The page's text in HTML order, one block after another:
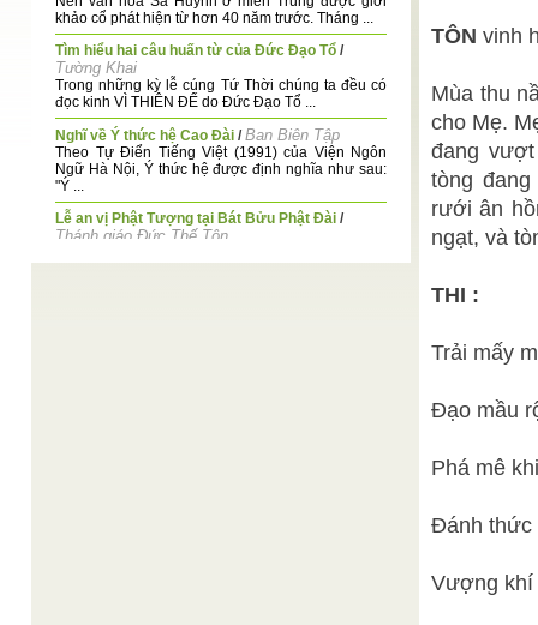
khảo cổ phát hiện từ hơn 40 năm trước. Tháng ...
Tìm hiểu hai câu huấn từ của Đức Đạo Tổ /
Tường Khai
Trong những kỳ lễ cúng Tứ Thời chúng ta đều có
đọc kinh VÌ THIÊN ĐẾ do Đức Đạo Tổ ...
Nghĩ về Ý thức hệ Cao Đài /Ban Biên Tập
Theo Tự Điển Tiếng Việt (1991) của Viện Ngôn
Ngữ Hà Nội, Ý thức hệ được định nghĩa như sau:
"Ý ...
Lễ an vị Phật Tượng tại Bát Bửu Phật Đài /
Thánh giáo Đức Thế Tôn
TÔN vinh
Mùa thu
cho Mẹ.
đang
tòng
rưới ân
ngạt, và
THI :
Trải mấy
Đạo mầu
Phá mê
Đánh thức
Vượng khí